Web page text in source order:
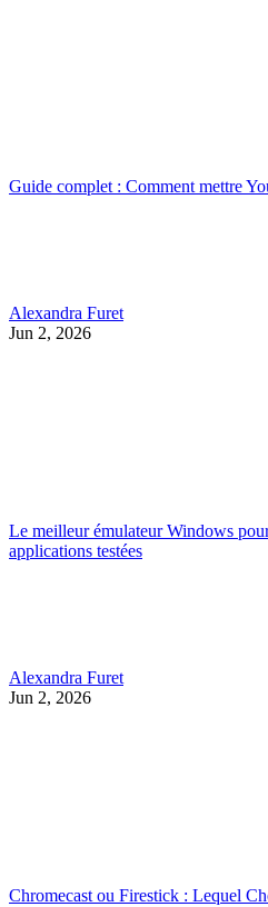
Guide complet : Comment mettre
Alexandra Furet
Jun 2, 2026
Le meilleur émulateur Windows
applications testées
Alexandra Furet
Jun 2, 2026
Chromecast ou Firestick : Lequel